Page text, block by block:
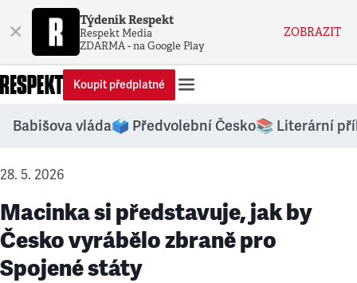
× Týdeník Respekt
Respekt Media
ZDARMA - na Google Play
ZOBRAZIT
Koupit předplatné
Babišova vláda🗳️ Předvolební Česko📚 Literární
28. 5. 2026
Macinka si představuje, jak by
Česko vyrábělo zbraně pro
Spojené státy